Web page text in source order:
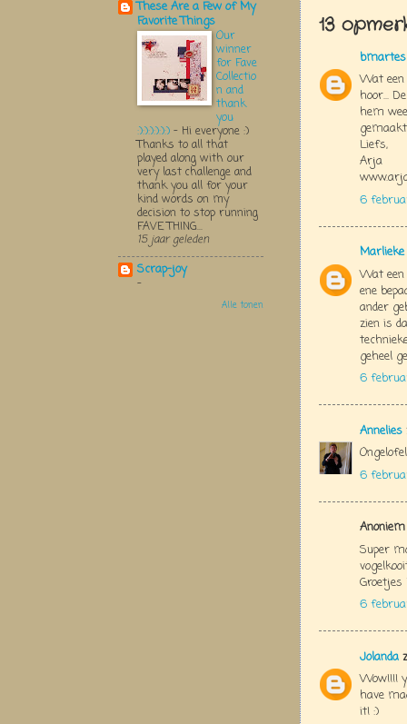
13
bmartes
Wat een
hoor...
hem
Liefs,
Arja
6
Marlieke
Wat een
ene
ander
zien is
geheel
6
Annelies
6
Super
Groetjes
6
Jolanda
Wow!!!!
have
it! :)
These Are a Few of My
Favorite Things
Our
winner
for Fave
Collectio
n and
thank
you
:):):):):):) - Hi everyone :)
Thanks to all that
played along with our
very last challenge and
thank you all for your
kind words on my
decision to stop running
FAVE THING...
15 jaar geleden
Scrap-joy
-
Alle tonen